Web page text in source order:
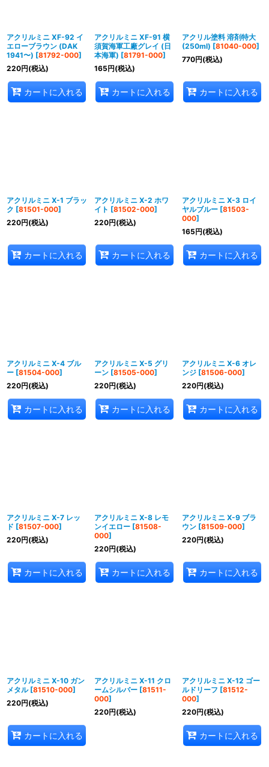
アクリルミニ XF-92 イ
エローブラウン (DAK
1941〜) [81792-000]
220円(税込)
カートに入れる
アクリルミニ XF-91 横
須賀海軍工廠グレイ (日
本海軍) [81791-000]
165円(税込)
カートに入れる
アクリル塗料 溶剤特大
(250ml) [81040-000]
770円(税込)
カートに入れる
アクリルミニ X-1 ブラッ
ク [81501-000]
220円(税込)
カートに入れる
アクリルミニ X-2 ホワ
イト [81502-000]
220円(税込)
カートに入れる
アクリルミニ X-3 ロイ
ヤルブルー [81503-
000]
165円(税込)
カートに入れる
アクリルミニ X-4 ブル
ー [81504-000]
220円(税込)
カートに入れる
アクリルミニ X-5 グリ
ーン [81505-000]
220円(税込)
カートに入れる
アクリルミニ X-6 オレ
ンジ [81506-000]
220円(税込)
カートに入れる
アクリルミニ X-7 レッ
ド [81507-000]
220円(税込)
カートに入れる
アクリルミニ X-8 レモ
ンイエロー [81508-
000]
220円(税込)
カートに入れる
アクリルミニ X-9 ブラ
ウン [81509-000]
220円(税込)
カートに入れる
アクリルミニ X-10 ガン
メタル [81510-000]
220円(税込)
カートに入れる
アクリルミニ X-11 クロ
ームシルバー [81511-
000]
220円(税込)
アクリルミニ X-12 ゴー
ルドリーフ [81512-
000]
220円(税込)
カートに入れる